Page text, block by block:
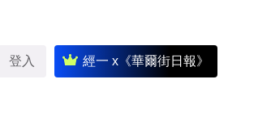
登入 經一 x《華爾街日報》